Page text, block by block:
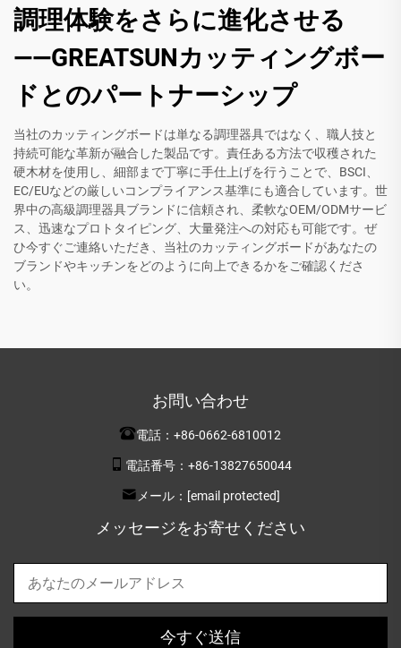
調理体験をさらに進化させる
――GREATSUNカッティングボー
ドとのパートナーシップ
当社のカッティングボードは単なる調理器具ではなく、職人技と
持続可能な革新が融合した製品です。責任ある方法で収穫された
硬木材を使用し、細部まで丁寧に手仕上げを行うことで、BSCI、
EC/EUなどの厳しいコンプライアンス基準にも適合しています。世
界中の高級調理器具ブランドに信頼され、柔軟なOEM/ODMサービ
ス、迅速なプロトタイピング、大量発注への対応も可能です。ぜ
ひ今すぐご連絡いただき、当社のカッティングボードがあなたの
ブランドやキッチンをどのように向上できるかをご確認くださ
い。
お問い合わせ
電話： +86-0662-6810012
電話番号： +86-13827650044
メール： [email protected]
メッセージをお寄せください
今すぐ送信